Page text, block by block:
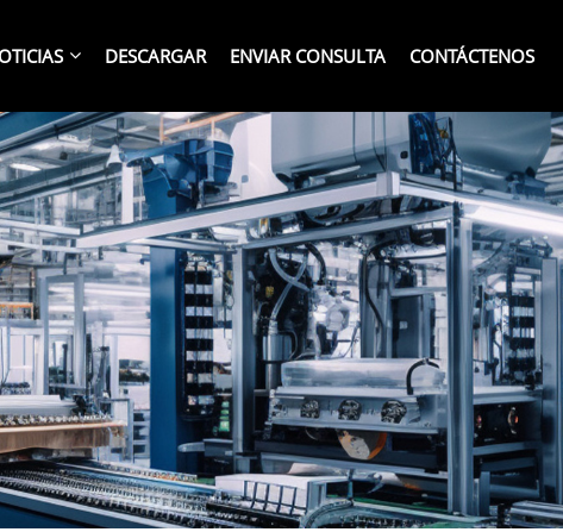
DESCARGAR ENVIAR CONSULTA CONTÁCTENOS